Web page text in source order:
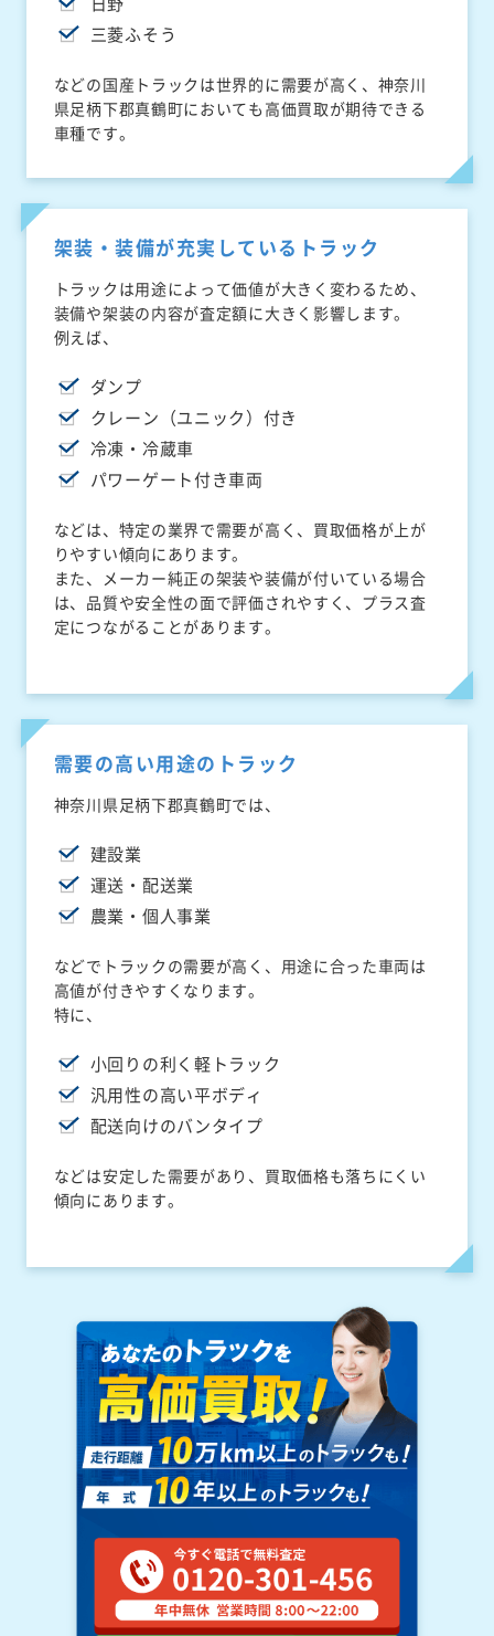
三菱ふそう
などの国産トラックは世界的に需要が高く、神奈川
県足柄下郡真鶴町においても高価買取が期待できる
車種です。
架装・装備が充実しているトラック
トラックは用途によって価値が大きく変わるため、
装備や架装の内容が査定額に大きく影響します。
例えば、
ダンプ
クレーン（ユニック）付き
冷凍・冷蔵車
パワーゲート付き車両
などは、特定の業界で需要が高く、買取価格が上が
りやすい傾向にあります。
また、メーカー純正の架装や装備が付いている場合
は、品質や安全性の面で評価されやすく、プラス査
定につながることがあります。
需要の高い用途のトラック
神奈川県足柄下郡真鶴町では、
建設業
運送・配送業
農業・個人事業
などでトラックの需要が高く、用途に合った車両は
高値が付きやすくなります。
特に、
小回りの利く軽トラック
汎用性の高い平ボディ
配送向けのバンタイプ
などは安定した需要があり、買取価格も落ちにくい
傾向にあります。